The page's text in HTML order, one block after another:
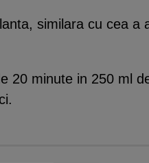
similara cu cea a
20 minute in 250 ml